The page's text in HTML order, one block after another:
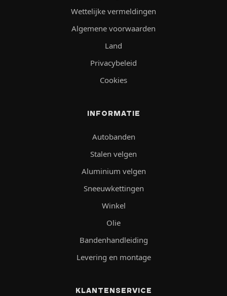
Wettelijke vermeldingen
Algemene voorwaarden
Land
Privacybeleid
Cookies
INFORMATIE
Autobanden
Stalen velgen
Aluminium velgen
Sneeuwkettingen
Winkel
Olie
Bandenhandleiding
Levering en montage
KLANTENSERVICE